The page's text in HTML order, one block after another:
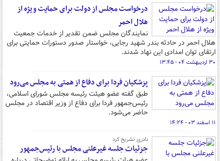
درخواست مجلس از دولت برای حمایت ویژه از
هلال احمر
نمایندگان مجلس ضمن تقدیر از خدمات جمعیت
هلال احمر در حادثه بندر شهید رجایی، خواستار صدور دستورات حمایتی برای
ارتقای توان امدادی این نهاد شدند.
۳۰ اردیبهشت ۰۴ - ۱۳:۴۵
پزشکیان فردا برای دفاع از همتی به مجلس می‌رود
طبق گفته عضو هیئت رئیسه مجلس شورای اسلامی،
رئیس‌جمهور فردا برای دفاع از وزیر اقتصاد در مجلس
حاضر می‌شود.
۱۱ اسفند ۰۳ - ۱۴:۲۴
نادری تشریح کرد
جزئیات جلسه غیرعلنی مجلس با رئیس‌جمهور